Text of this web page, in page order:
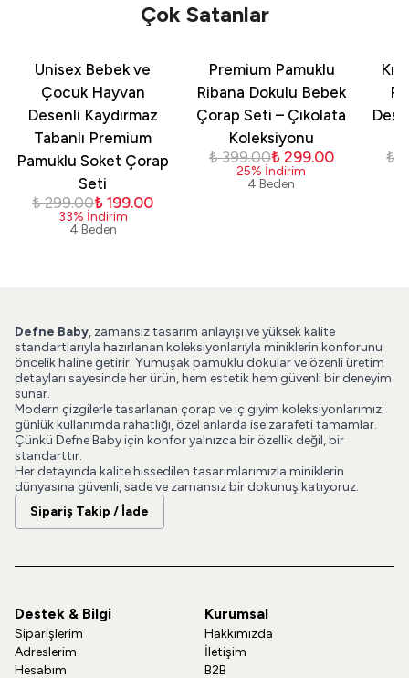
Çok Satanlar
Unisex Bebek ve
Çocuk Hayvan
Desenli Kaydırmaz
Tabanlı Premium
Pamuklu Soket Çorap
Seti
₺ 299.00₺ 199.00
33% İndirim
4 Beden
Premium Pamuklu
Ribana Dokulu Bebek
Çorap Seti – Çikolata
Koleksiyonu
₺ 399.00₺ 299.00
25% İndirim
4 Beden
₺
Defne Baby, zamansız tasarım anlayışı ve yüksek kalite
standartlarıyla hazırlanan koleksiyonlarıyla miniklerin konforunu
öncelik haline getirir. Yumuşak pamuklu dokular ve özenli üretim
detayları sayesinde her ürün, hem estetik hem güvenli bir deneyim
sunar.
Modern çizgilerle tasarlanan çorap ve iç giyim koleksiyonlarımız;
günlük kullanımda rahatlığı, özel anlarda ise zarafeti tamamlar.
Çünkü Defne Baby için konfor yalnızca bir özellik değil, bir
standarttır.
Her detayında kalite hissedilen tasarımlarımızla miniklerin
dünyasına güvenli, sade ve zamansız bir dokunuş katıyoruz.
Sipariş Takip / İade
Destek & Bilgi
Siparişlerim
Adreslerim
Hesabım
Kurumsal
Hakkımızda
İletişim
B2B